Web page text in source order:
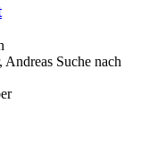
Andreas Suche nach